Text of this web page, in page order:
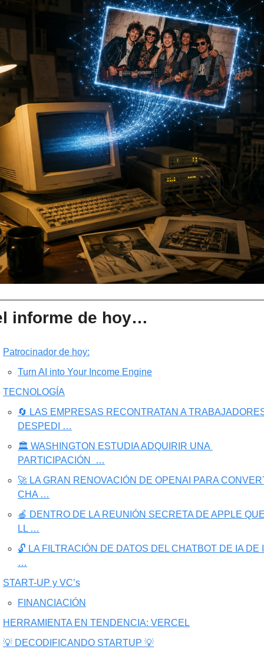
informe de hoy…
Patrocinador de hoy:
Turn AI into Your Income Engine
TECNOLOGÍA
🔄 LAS EMPRESAS RECONTRATAN A
DESPEDI …
🏛️ WASHINGTON ESTUDIA ADQUIRIR UNA
PARTICIPACIÓN  …
🚀 LA GRAN RENOVACIÓN DE OPENAI PARA
CHA …
🍎 DENTRO DE LA REUNIÓN SECRETA DE APPLE
LL …
🔓 LA FILTRACIÓN DE DATOS DEL CHATBOT DE IA DE
…
START-UP y VC’s
FINANCIACIÓN
HERRAMIENTA EN TENDENCIA: VERCEL
💡 DECODIFICANDO STARTUP 💡